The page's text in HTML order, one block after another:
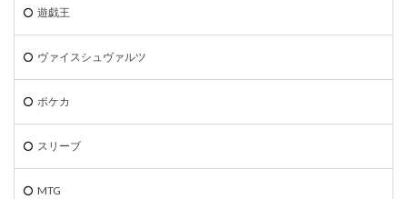
遊戯王
ヴァイスシュヴァルツ
ポケカ
スリーブ
MTG
遊戯王マンチョコ
青眼の白龍
青眼の白龍 シークレットレア SPECIAL BLUE Ver.
高額な理由